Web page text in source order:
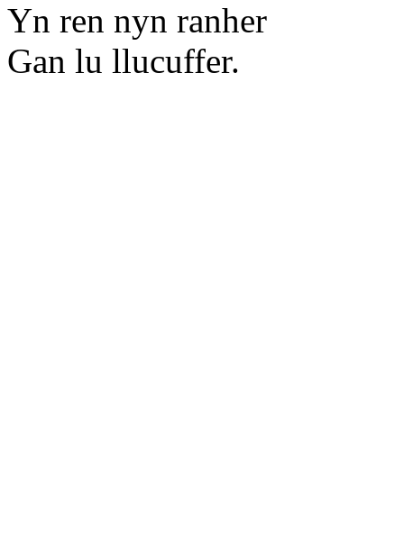
Yn ren nyn ranher
Gan lu llucuffer.